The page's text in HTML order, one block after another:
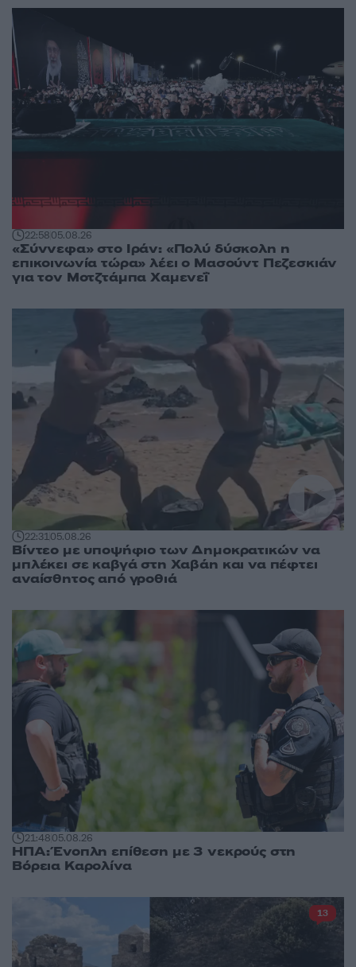
22:5805.08.26
«Σύννεφα» στο Ιράν: «Πολύ δύσκολη η
επικοινωνία τώρα» λέει ο Μασούντ Πεζεσκιάν
για τον Μοτζτάμπα Χαμενεΐ
22:3105.08.26
Βίντεο με υποψήφιο των Δημοκρατικών να
μπλέκει σε καβγά στη Χαβάη και να πέφτει
αναίσθητος από γροθιά
21:4805.08.26
ΗΠΑ: Ένοπλη επίθεση με 3 νεκρούς στη
Βόρεια Καρολίνα
13